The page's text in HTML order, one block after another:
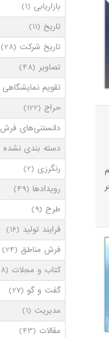
بازاریابی (1)
تاریخ (11)
تاریخ شرکت (28)
تصاویر (48)
تقویم نمایشگاهی
حراج (122)
دانستنی‌های فرش
دسته بندی نشده
رنگرزی (2)
رویدادها(49)
طرح (9)
فرایند تولید (16)
فرش مناطق (24)
کتاب و مجلات (8)
گفت و گو (27)
مدیریت (1)
مقالات (43)